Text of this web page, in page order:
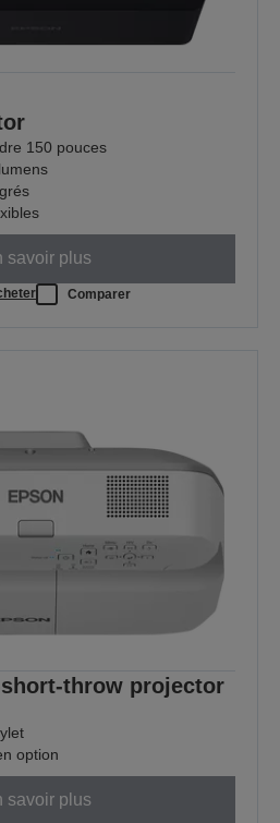
150 pouces
savoir plus
Comparer
short-throw projector
option
savoir plus